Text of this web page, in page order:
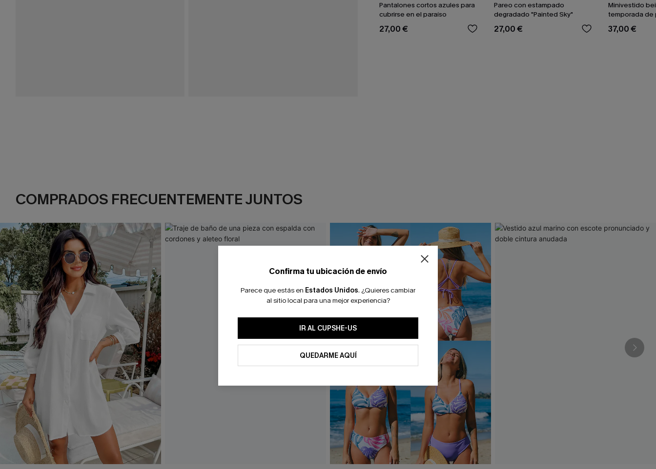
Pantalones cortos azules para
cubrirse en el paraíso
27,00 €
Pareo con estampado
degradado "Painted Sky"
27,00 €
Minivestido
temporada de
37,00 €
COMPRADOS FRECUENTEMENTE JUNTOS
Confirma tu ubicación de envío
Parece que estás en Estados Unidos. ¿Quieres cambiar
al sitio local para una mejor experiencia?
IR AL CUPSHE-US
QUEDARME AQUÍ